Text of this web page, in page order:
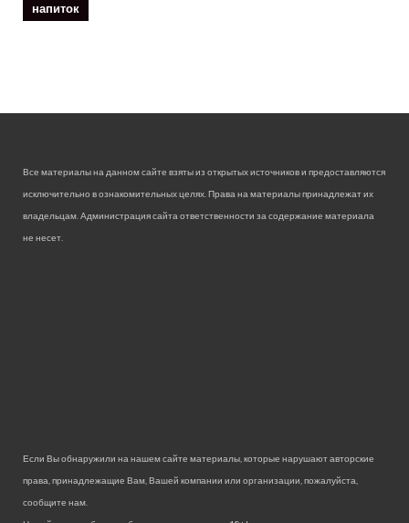
напиток
Все материалы на данном сайте взяты из открытых источников и предоставляются
исключительно в ознакомительных целях. Права на материалы принадлежат их
владельцам. Администрация сайта ответственности за содержание материала
не несет.
Если Вы обнаружили на нашем сайте материалы, которые нарушают авторские
права, принадлежащие Вам, Вашей компании или организации, пожалуйста,
сообщите нам.